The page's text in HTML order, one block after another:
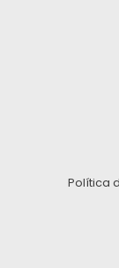
Política